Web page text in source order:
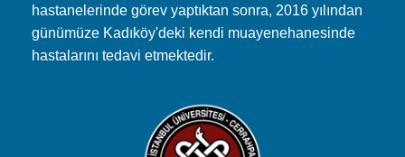
hastanelerinde görev yaptıktan sonra, 2016 yılından
günümüze Kadıköy'deki kendi muayenehanesinde
hastalarını tedavi etmektedir.